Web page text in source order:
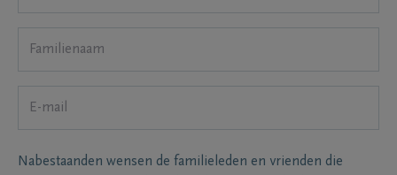
Nabestaanden wensen de familieleden en vrienden die